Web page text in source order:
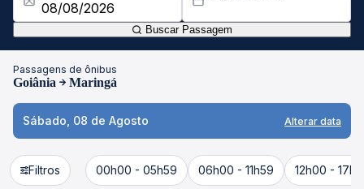
Buscar Passagem
Passagens de ônibus
Goiânia Maringá
Sábado, 08 de Agosto Alterar data
Filtros 00h00 - 05h59 06h00 - 11h59 12h00 -